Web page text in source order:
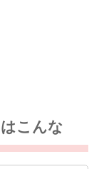
こんな